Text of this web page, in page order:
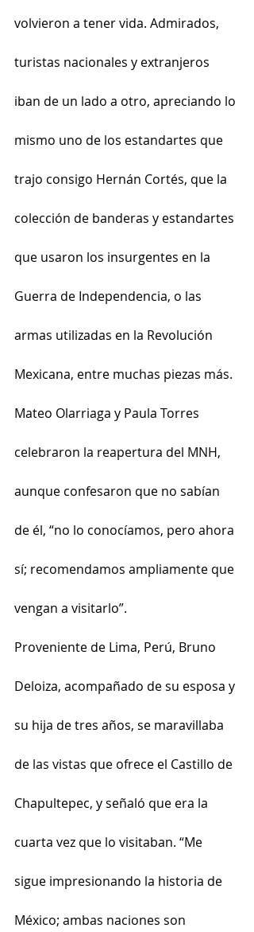
volvieron a tener vida. Admirados,
turistas nacionales y extranjeros
iban de un lado a otro, apreciando lo
mismo uno de los estandartes que
trajo consigo Hernán Cortés, que la
colección de banderas y estandartes
que usaron los insurgentes en la
Guerra de Independencia, o las
armas utilizadas en la Revolución
Mexicana, entre muchas piezas más.
Mateo Olarriaga y Paula Torres
celebraron la reapertura del MNH,
aunque confesaron que no sabían
de él, “no lo conocíamos, pero ahora
sí; recomendamos ampliamente que
vengan a visitarlo”.
Proveniente de Lima, Perú, Bruno
Deloiza, acompañado de su esposa y
su hija de tres años, se maravillaba
de las vistas que ofrece el Castillo de
Chapultepec, y señaló que era la
cuarta vez que lo visitaban. “Me
sigue impresionando la historia de
México; ambas naciones son